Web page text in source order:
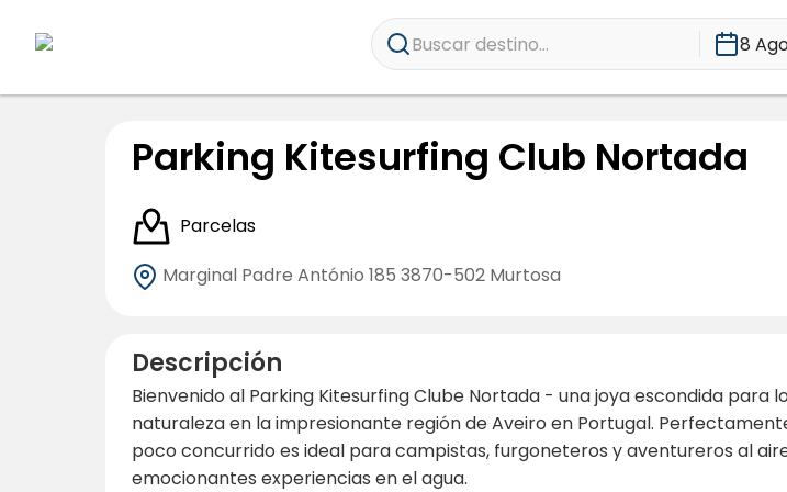
Buscar destino... 8
Parking Kitesurfing Club Nortada
Parcelas
Marginal Padre António 185 3870-502 Murtosa
Descripción
Bienvenido al Parking Kitesurfing Clube Nortada - una joya escondida
naturaleza en la impresionante región de Aveiro en Portugal.
poco concurrido es ideal para campistas, furgoneteros y aventureros al
emocionantes experiencias en el agua.